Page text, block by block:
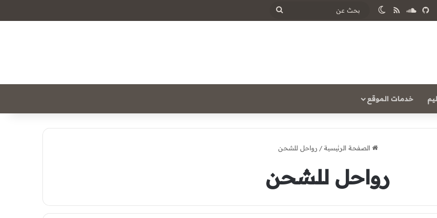
ساوند كلاود
ملخص الموقع RSS
الوضع المظلم
بحث
خدمات الموقع
الصفحة الرئيسية / رواحل للشحن
رواحل للشحن